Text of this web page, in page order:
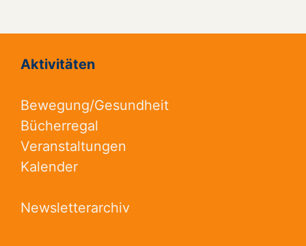
Aktivitäten
Bewegung/Gesundheit
Bücherregal
Veranstaltungen
Kalender
Newsletterarchiv